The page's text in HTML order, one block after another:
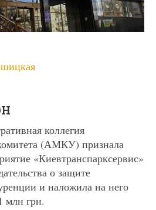
коллегия
(АМКУ) признала
«Киевтранспарксервис»
о защите
и наложила на него
млн грн.